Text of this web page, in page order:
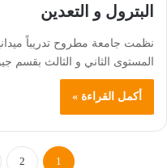
البترول و التعدين
نظمت جامعة مطروح تدريباً
المستوى الثاني و الثالث بقسم
أكمل القراءة »
1
2